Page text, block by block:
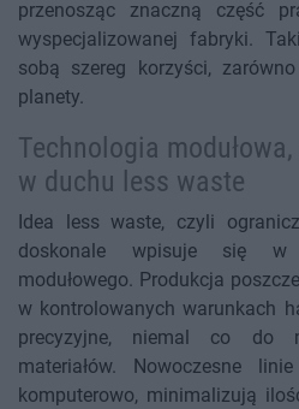
przenosząc znaczną część
wyspecjalizowanej fabryki.
sobą szereg korzyści,
planety.
Technologia
w duchu less waste
Idea less waste, czyli
doskonale wpisuje się w
modułowego. Produkcja
w kontrolowanych warunkach
precyzyjne, niemal co do
materiałów. Nowoczesne
komputerowo, minimalizują